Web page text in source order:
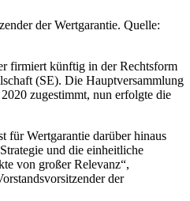
der Wertgarantie. Quelle:
firmiert künftig in der Rechtsform
(SE). Die Hauptversammlung
zugestimmt, nun erfolgte die
für Wertgarantie darüber hinaus
und die einheitliche
von großer Relevanz“,
der